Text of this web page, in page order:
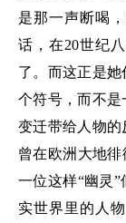
是那一声断喝
话，在20世纪
了。而这正是
个符号，而不
变迁带给人物
曾在欧洲大地
一位这样“幽灵
实世界里的人